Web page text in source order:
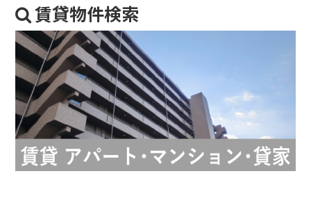
賃貸物件検索